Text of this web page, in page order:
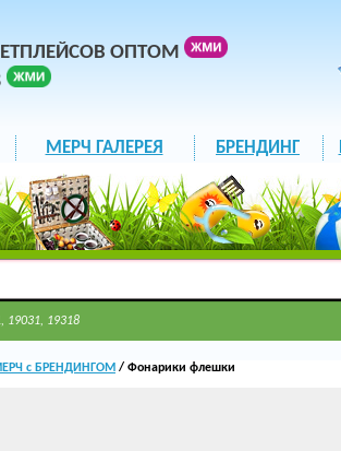
ОПТОМ
МЕРЧ ГАЛЕРЕЯ БРЕНДИНГ
19031, 19318
с БРЕНДИНГОМ / Фонарики флешки